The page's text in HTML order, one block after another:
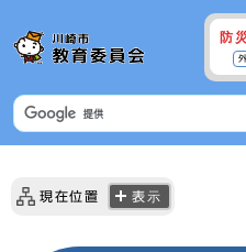
防
現在位置 表示